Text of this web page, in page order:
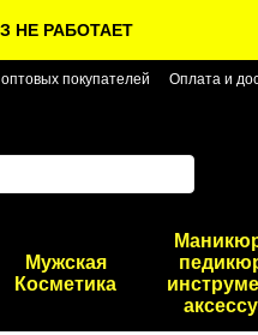
НЕ РАБОТАЕТ
покупателей Оплата и
Мужская
Косметика